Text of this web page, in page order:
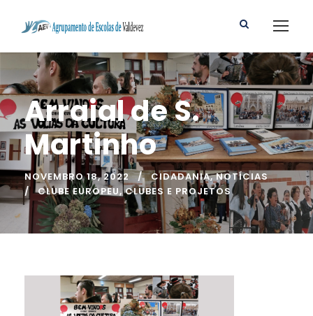
Arraial de S.
Martinho
NOVEMBRO 18, 2022 CIDADANIA, NOTÍCIAS
CLUBE EUROPEU, CLUBES E PROJETOS